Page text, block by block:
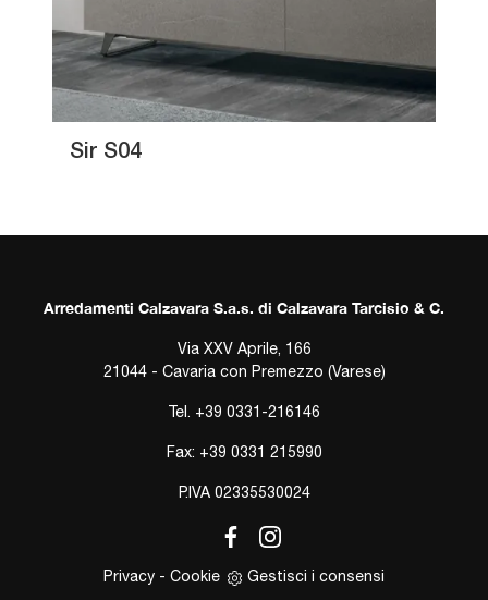
Sir S04
Arredamenti Calzavara S.a.s. di Calzavara Tarcisio & C.
Via XXV Aprile, 166
21044 - Cavaria con Premezzo (Varese)
Tel. +39 0331-216146
Fax: +39 0331 215990
P.IVA 02335530024
Privacy - Cookie Gestisci i consensi